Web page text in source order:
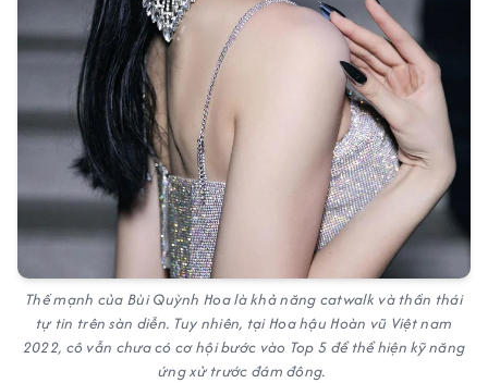
Thế mạnh của Bùi Quỳnh Hoa là khả năng catwalk và thần thái
tự tin trên sàn diễn. Tuy nhiên, tại Hoa hậu Hoàn vũ Việt nam
2022, cô vẫn chưa có cơ hội bước vào Top 5 để thể hiện kỹ năng
ứng xử trước đám đông.